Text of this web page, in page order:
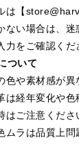
は【
ない場合は、
力をご確認くだ
ついて
色や素材感が
は経年変化や
はご注意くだ
ムラは品質上